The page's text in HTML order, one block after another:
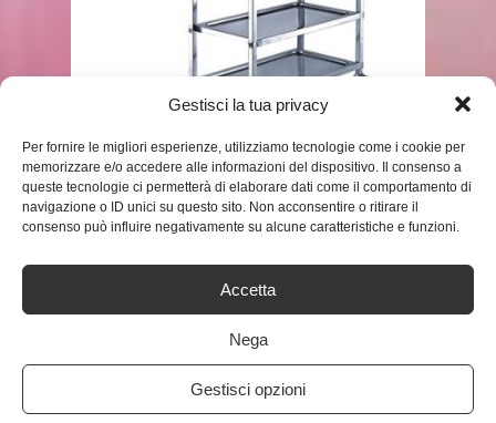
Gestisci la tua privacy
Per fornire le migliori esperienze, utilizziamo tecnologie come i cookie per
memorizzare e/o accedere alle informazioni del dispositivo. Il consenso a
queste tecnologie ci permetterà di elaborare dati come il comportamento di
navigazione o ID unici su questo sito. Non acconsentire o ritirare il
consenso può influire negativamente su alcune caratteristiche e funzioni.
Accetta
Nega
Gestisci opzioni
JIEWEN TRE PIANI CARRELLO
CUCINA, CARRELLI
PORTATA,CARRELLO
PORTAVIVANDE,CARRELLO